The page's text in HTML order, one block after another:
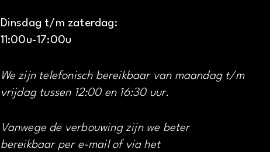
Dinsdag t/m zaterdag:
11:00u-17:00u
We zijn telefonisch bereikbaar van maandag t/m
vrijdag tussen 12:00 en 16:30 uur.
Vanwege de verbouwing zijn we beter
bereikbaar per e-mail of via het